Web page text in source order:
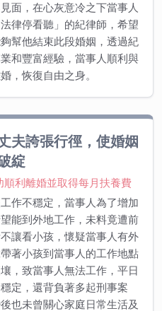
面，在心灰意冷之下當事人
律停看聽」的紀律師，希望
幫他結束此段婚姻，透過紀
和豐富經驗，當事人順利與
，恢復自由之身。
夫誇張行徑，使婚姻
綻
順利離婚並取得每月扶養費
作不穩定，當事人為了增加
能到外地工作，未料竟遭前
讓看小孩，懷疑當事人有外
著小孩到當事人的工作地點
，致當事人無法工作，平日
定，還背負著多起刑事案
也未曾關心家庭日常生活及